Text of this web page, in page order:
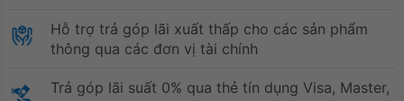
Hỗ trợ trả góp lãi xuất thấp cho các sản phẩm
thông qua các đơn vị tài chính
Trả góp lãi suất 0% qua thẻ tín dụng Visa, Master,